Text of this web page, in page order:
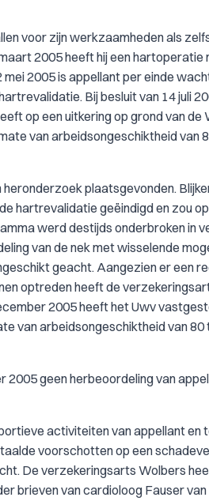
voor zijn werkzaamheden als
2005 heeft hij een
2005 is appellant per einde
Bij besluit van 14 juli
op een uitkering op grond van
van arbeidsongeschiktheid van
plaatsgevonden.
hartrevalidatie geëindigd en zou
werd destijds onderbroken in
van de nek met wisselende
geacht. Aangezien er een
optreden heeft de
2005 heeft het Uwv
van arbeidsongeschiktheid van 80
2005 geen herbeoordeling van
activiteiten van appellant en
voorschotten op een
De verzekeringsarts Wolbers
brieven van cardioloog Fauser